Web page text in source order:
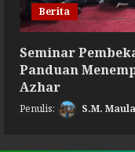
Berita
Seminar
Panduan
Azhar
S.M.